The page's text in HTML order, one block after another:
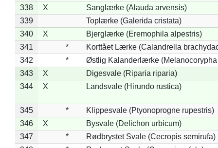
338
X
Sanglærke (Alauda arvensis)
339
Toplærke (Galerida cristata)
340
X
Bjerglærke (Eremophila alpestris)
341
*
Korttået Lærke (Calandrella
342
*
Østlig Kalanderlærke (Melanocorypha
343
X
Digesvale (Riparia riparia)
344
X Landsvale (Hirundo rustica)
345 *
Klippesvale (Ptyonoprogne rupestris)
346
X
Bysvale (Delichon urbicum)
347
*
Rødbrystet Svale (Cecropis semirufa)